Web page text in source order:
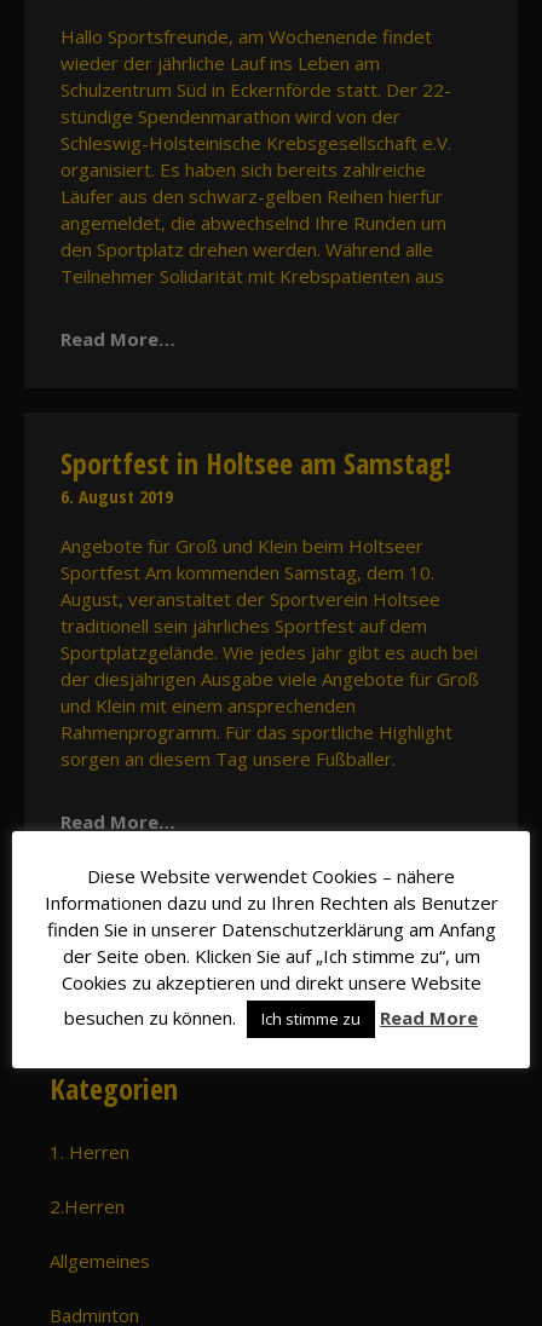
Hallo Sportsfreunde, am Wochenende findet
wieder der jährliche Lauf ins Leben am
Schulzentrum Süd in Eckernförde statt. Der 22-
stündige Spendenmarathon wird von der
Schleswig-Holsteinische Krebsgesellschaft e.V.
organisiert. Es haben sich bereits zahlreiche
Läufer aus den schwarz-gelben Reihen hierfür
angemeldet, die abwechselnd Ihre Runden um
den Sportplatz drehen werden. Während alle
Teilnehmer Solidarität mit Krebspatienten aus
Read More…
Sportfest in Holtsee am Samstag!
6. August 2019
Angebote für Groß und Klein beim Holtseer
Sportfest Am kommenden Samstag, dem 10.
August, veranstaltet der Sportverein Holtsee
traditionell sein jährliches Sportfest auf dem
Sportplatzgelände. Wie jedes Jahr gibt es auch bei
der diesjährigen Ausgabe viele Angebote für Groß
und Klein mit einem ansprechenden
Rahmenprogramm. Für das sportliche Highlight
sorgen an diesem Tag unsere Fußballer.
Read More…
Suche
Kategorien
1. Herren
2.Herren
Allgemeines
Badminton
Diese Website verwendet Cookies – nähere
Informationen dazu und zu Ihren Rechten als Benutzer
finden Sie in unserer Datenschutzerklärung am Anfang
der Seite oben. Klicken Sie auf „Ich stimme zu“, um
Cookies zu akzeptieren und direkt unsere Website
besuchen zu können.
Ich stimme zu Read More